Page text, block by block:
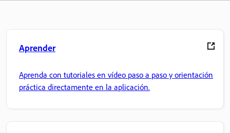
Aprender
Aprenda con tutoriales en vídeo paso a paso y orientación
práctica directamente en la aplicación.